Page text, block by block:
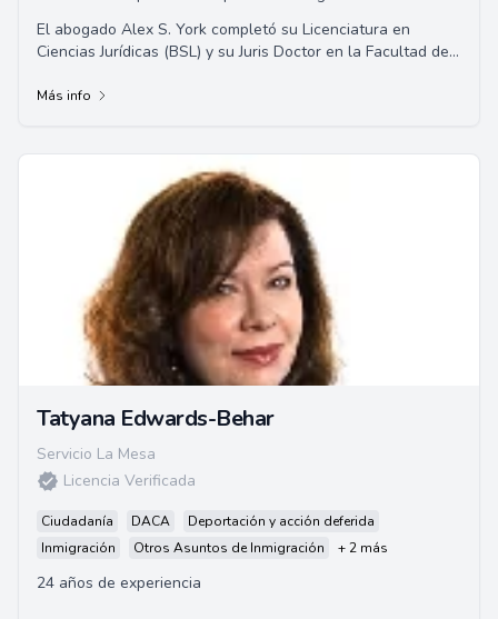
El abogado Alex S. York completó su Licenciatura en
Ciencias Jurídicas (BSL) y su Juris Doctor en la Facultad de
Más info
Tatyana Edwards-Behar
Servicio La Mesa
Licencia Verificada
Ciudadanía DACA
Deportación y acción deferida
Inmigración
Otros Asuntos de Inmigración + 2 más
24 años de experiencia